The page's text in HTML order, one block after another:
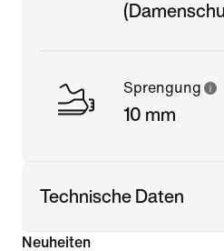
Sprengung
10 mm
Technische Daten
Neuheiten